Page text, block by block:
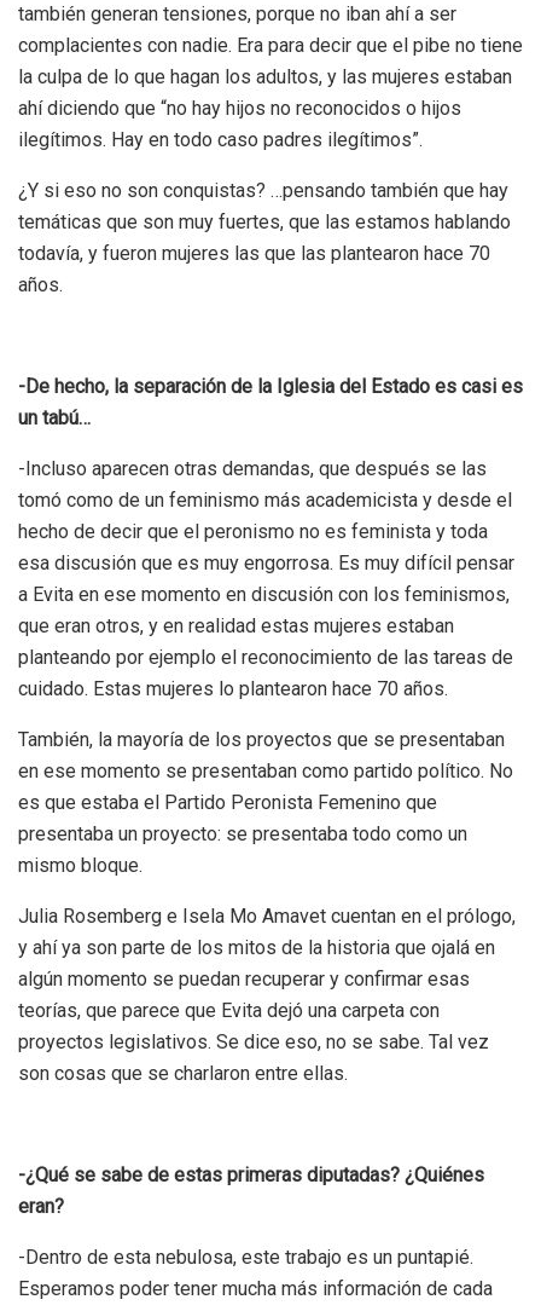
también generan tensiones, porque no iban ahí a ser
complacientes con nadie. Era para decir que el pibe no tiene
la culpa de lo que hagan los adultos, y las mujeres estaban
ahí diciendo que “no hay hijos no reconocidos o hijos
ilegítimos. Hay en todo caso padres ilegítimos”.
¿Y si eso no son conquistas? …pensando también que hay
temáticas que son muy fuertes, que las estamos hablando
todavía, y fueron mujeres las que las plantearon hace 70
años.
-De hecho, la separación de la Iglesia del Estado es casi es
un tabú…
-Incluso aparecen otras demandas, que después se las
tomó como de un feminismo más academicista y desde el
hecho de decir que el peronismo no es feminista y toda
esa discusión que es muy engorrosa. Es muy difícil pensar
a Evita en ese momento en discusión con los feminismos,
que eran otros, y en realidad estas mujeres estaban
planteando por ejemplo el reconocimiento de las tareas de
cuidado. Estas mujeres lo plantearon hace 70 años.
También, la mayoría de los proyectos que se presentaban
en ese momento se presentaban como partido político. No
es que estaba el Partido Peronista Femenino que
presentaba un proyecto: se presentaba todo como un
mismo bloque.
Julia Rosemberg e Isela Mo Amavet cuentan en el prólogo,
y ahí ya son parte de los mitos de la historia que ojalá en
algún momento se puedan recuperar y confirmar esas
teorías, que parece que Evita dejó una carpeta con
proyectos legislativos. Se dice eso, no se sabe. Tal vez
son cosas que se charlaron entre ellas.
-¿Qué se sabe de estas primeras diputadas? ¿Quiénes
eran?
-Dentro de esta nebulosa, este trabajo es un puntapié.
Esperamos poder tener mucha más información de cada